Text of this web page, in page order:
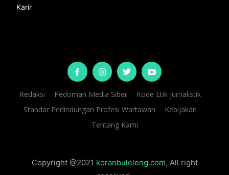
Karir
Redaksi Pedoman Media Siber
Kode Etik Jurnalistik
Standar Perlindungan Profesi Wartawan
Kebijakan
Tentang Kami
Copyright @2021 koranbuleleng.com, All right